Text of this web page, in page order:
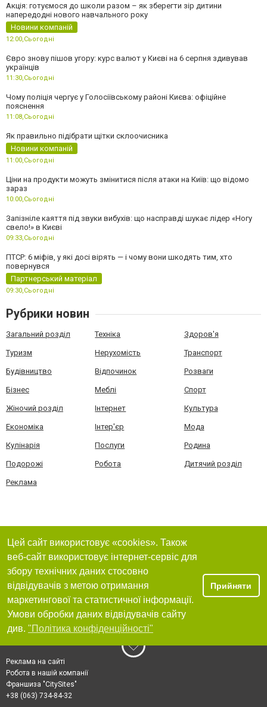
Акція: готуємося до школи разом – як зберегти зір дитини
напередодні нового навчального року
Новини компаній
12:00, Сьогодні
Євро знову пішов угору: курс валют у Києві на 6 серпня здивував
українців
11:30, Сьогодні
Чому поліція чергує у Голосіївському районі Києва: офіційне
пояснення
11:08, Сьогодні
Як правильно підібрати щітки склоочисника
Новини компаній
11:00, Сьогодні
Ціни на продукти можуть змінитися після атаки на Київ: що відомо
зараз
10:00, Сьогодні
Запізніле каяття під звуки вибухів: що насправді шукає лідер «Ногу
свело!» в Києві
09:33, Сьогодні
ПТСР: 6 міфів, у які досі вірять — і чому вони шкодять тим, хто
повернувся
Партнерський матеріал
09:30, Сьогодні
Рубрики новин
Загальний розділ Техніка Здоров'я
Туризм Нерухомість Транспорт
Будівництво Відпочинок Розваги
Бізнес Меблі Спорт
Жіночий розділ Інтернет Культура
Економіка Інтер'єр Мода
Кулінарія Послуги Родина
Подорожі Робота Дитячий розділ
Реклама
Цей сайт використовує «cookies». Також
веб-сайт використовує інтернет-сервіс для
збору технічних даних стосовно
відвідувачів з метою отримання
маркетингової та статистичної інформації.
Умови обробки даних відвідувачів сайту
див. "Політика конфіденційності"
Прийняти
Реклама на сайті
Робота в нашій компанії
Франшиза "CitySites"
+38 (063) 734-84-32